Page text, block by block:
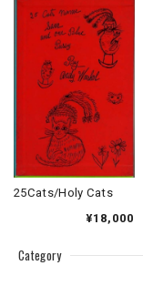
Category
25Cats/Holy Cats
¥18,000